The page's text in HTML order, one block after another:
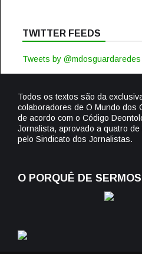
TWITTER FEEDS
Tweets by @mdosguardaredes
Todos os textos são da
colaboradores de O Mundo dos
de acordo com o Código
Jornalista, aprovado a quatro de
pelo Sindicato dos Jornalistas.
O PORQUÊ DE